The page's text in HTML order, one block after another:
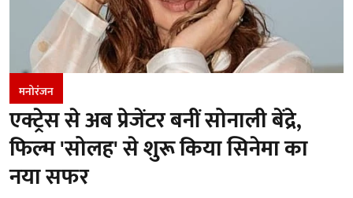
मनोरंजन
एक्ट्रेस से अब प्रेजेंटर बनीं सोनाली बेंद्रे,
फिल्म 'सोलह' से शुरू किया सिनेमा का
नया सफर